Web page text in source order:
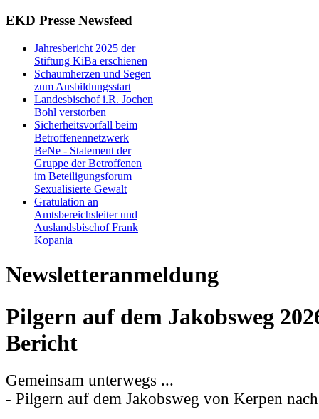
EKD Presse Newsfeed
Jahresbericht 2025 der
Stiftung KiBa erschienen
Schaumherzen und Segen
zum Ausbildungsstart
Landesbischof i.R. Jochen
Bohl verstorben
Sicherheitsvorfall beim
Betroffenennetzwerk
BeNe - Statement der
Gruppe der Betroffenen
im Beteiligungsforum
Sexualisierte Gewalt
Gratulation an
Amtsbereichsleiter und
Auslandsbischof Frank
Kopania
Newsletteranmeldung
Pilgern auf dem Jakobsweg
Bericht
Gemeinsam unterwegs ...
- Pilgern auf dem Jakobsweg von Kerpen